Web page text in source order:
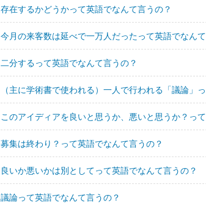
存在するかどうかって英語でなんて言うの？
今月の来客数は延べで一万人だったって英語でなん
二分するって英語でなんて言うの？
（主に学術書で使われる）一人で行われる「議論」
このアイディアを良いと思うか、悪いと思うか？っ
募集は終わり？って英語でなんて言うの？
良いか悪いかは別としてって英語でなんて言うの？
議論って英語でなんて言うの？